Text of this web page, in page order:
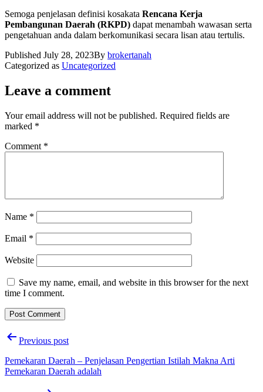
Semoga penjelasan definisi kosakata Rencana Kerja
Pembangunan Daerah (RKPD) dapat menambah wawasan serta
pengetahuan anda dalam berkomunikasi secara lisan atau tertulis.
Published July 28, 2023By brokertanah
Categorized as Uncategorized
Leave a comment
Your email address will not be published. Required fields are
marked *
Comment *
Name *
Email *
Website
Save my name, email, and website in this browser for the next
time I comment.
PostPrevious post
Pemekaran Daerah – Penjelasan Pengertian Istilah Makna Arti
Pemekaran Daerah adalah